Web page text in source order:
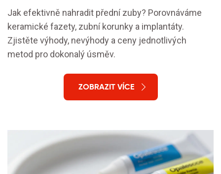
Jak efektivně nahradit přední zuby? Porovnáváme
keramické fazety, zubní korunky a implantáty.
Zjistěte výhody, nevýhody a ceny jednotlivých
metod pro dokonalý úsměv.
ZOBRAZIT VÍCE